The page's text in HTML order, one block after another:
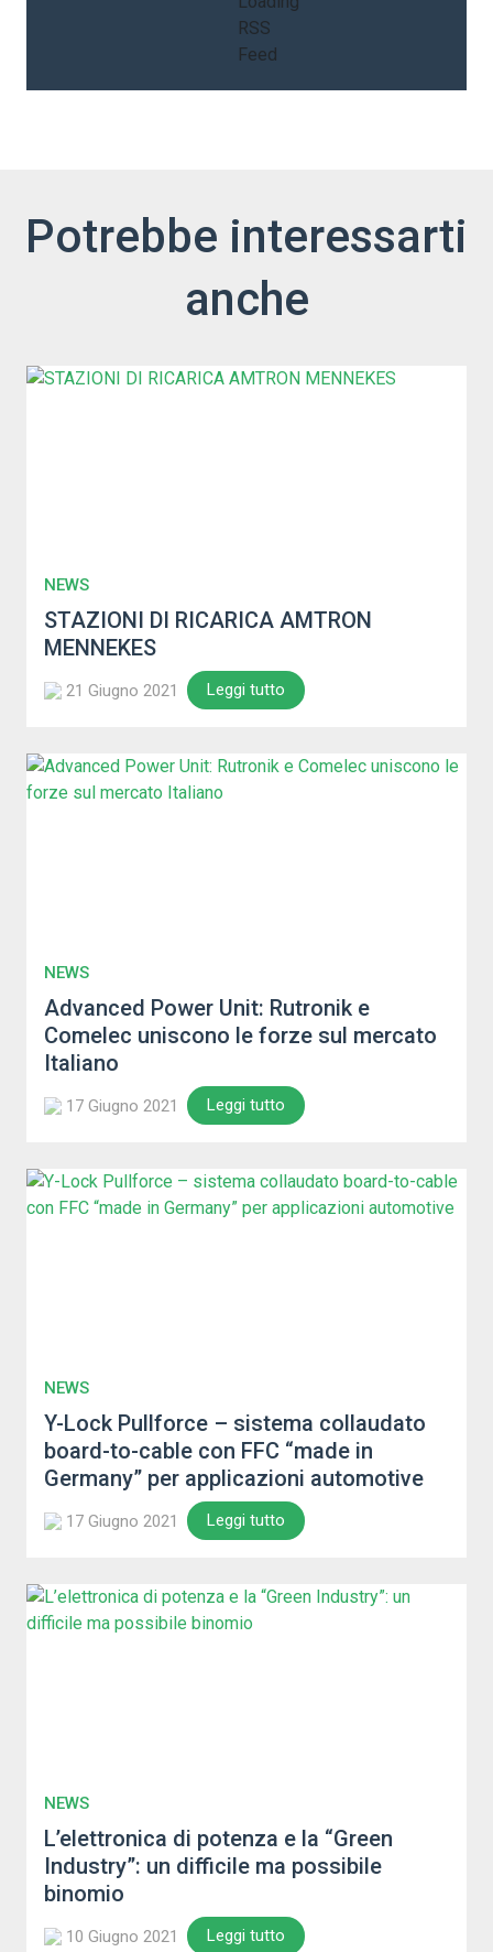
Potrebbe interessarti
anche
NEWS
STAZIONI DI RICARICA AMTRON
MENNEKES
21 Giugno 2021 Leggi tutto
NEWS
Advanced Power Unit: Rutronik e
Comelec uniscono le forze sul mercato
Italiano
17 Giugno 2021 Leggi tutto
NEWS
Y-Lock Pullforce – sistema collaudato
board-to-cable con FFC “made in
Germany” per applicazioni automotive
17 Giugno 2021 Leggi tutto
NEWS
L’elettronica di potenza e la “Green
Industry”: un difficile ma possibile
binomio
10 Giugno 2021 Leggi tutto